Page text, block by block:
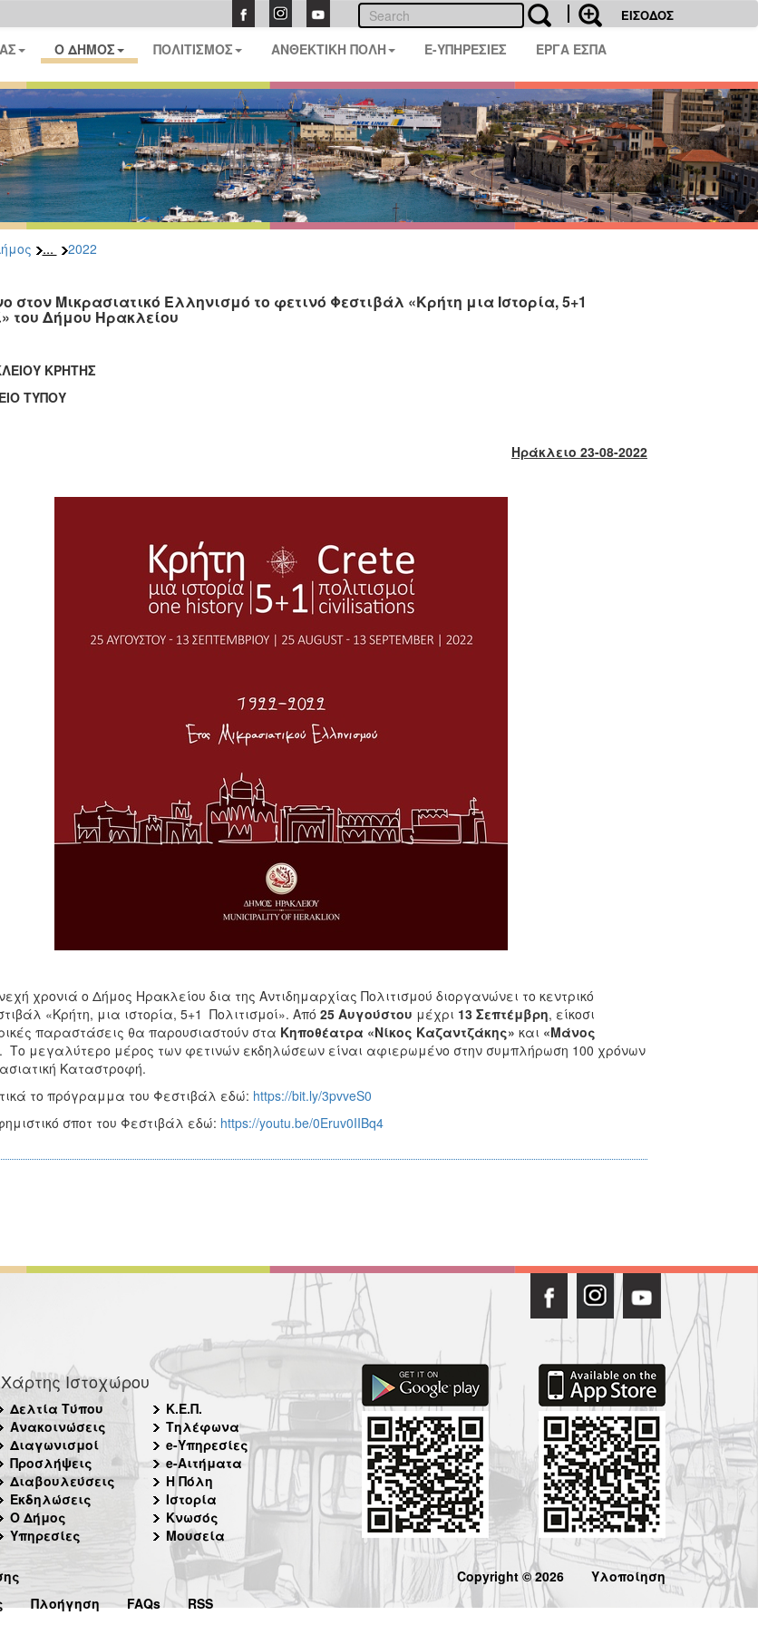
ΕΙΣΟΔΟΣ
Ο ΔΗΜΟΣ ΠΟΛΙΤΙΣΜΟΣ ΑΝΘΕΚΤΙΚΗ ΠΟΛΗ E-ΥΠΗΡΕΣΙΕΣ ΕΡΓΑ ΕΣΠΑ
... 2022
στον Μικρασιατικό Ελληνισμό το φετινό Φεστιβάλ «Κρήτη μια Ιστορία, 5+1
του Δήμου Ηρακλείου
ΚΡΗΤΗΣ
ΤΥΠΟΥ
Ηράκλειο 23-08-2022
χρονιά ο Δήμος Ηρακλείου δια της Αντιδημαρχίας Πολιτισμού διοργανώνει το κεντρικό
«Κρήτη, μια ιστορία, 5+1 Πολιτισμοί». Από 25 Αυγούστου μέχρι 13 Σεπτέμβρη, είκοσι
παραστάσεις θα παρουσιαστούν στα Κηποθέατρα «Νίκος Καζαντζάκης» και «Μάνος
. Το μεγαλύτερο μέρος των φετινών εκδηλώσεων είναι αφιερωμένο στην συμπλήρωση 100 χρόνων
Καταστροφή.
το πρόγραμμα του Φεστιβάλ εδώ: https://bit.ly/3pvveS0
σποτ του Φεστιβάλ εδώ: https://youtu.be/0Eruv0IIBq4
Χάρτης Ιστοχώρου
Δελτία Τύπου
Ανακοινώσεις
Διαγωνισμοί
Προσλήψεις
Διαβουλεύσεις
Εκδηλώσεις
Ο Δήμος
Υπηρεσίες
Κ.Ε.Π.
Τηλέφωνα
e-Υπηρεσίες
e-Αιτήματα
Η Πόλη
Ιστορία
Κνωσός
Μουσεία
Πλοήγηση FAQs RSS
Copyright © 2026 Υλοποίηση